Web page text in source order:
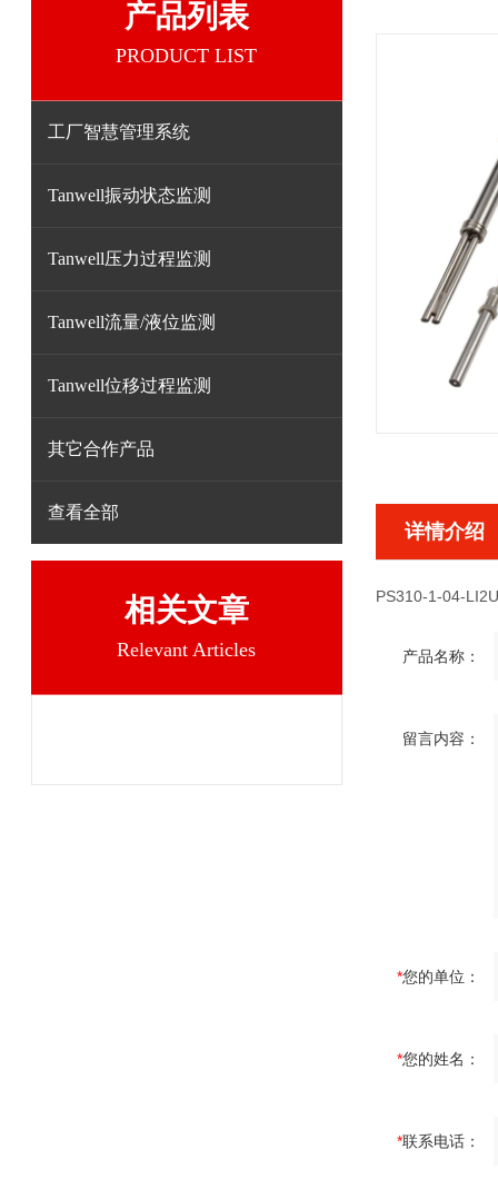
产品列表
PRODUCT LIST
工厂智慧管理系统
Tanwell振动状态监测
Tanwell压力过程监测
Tanwell流量/液位监测
Tanwell位移过程监测
其它合作产品
查看全部
相关文章
Relevant Articles
详情介绍
PS310-1-04-
产品名称：
留言内容：
*您的单位：
*您的姓名：
*联系电话：